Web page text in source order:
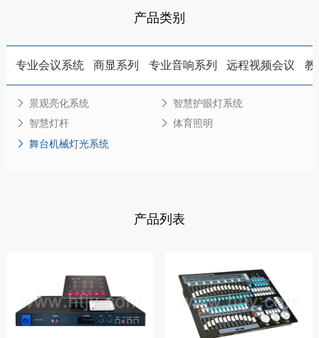
产品类别
专业会议系统 商显系列 专业音响系列 远程视频会议 教
景观亮化系统
智慧护眼灯系统
智慧灯杆
体育照明
舞台机械灯光系统
产品列表